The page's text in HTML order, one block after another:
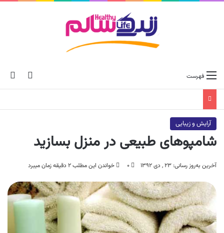
skin فهرست
آرایش و زیبایی
شامپوهای طبیعی در منزل بسازید
آخرین به‌روز رسانی: ۲۳ , دی ۱۳۹۲ ۰ خواندن این مطلب ۲ دقیقه زمان میبرد